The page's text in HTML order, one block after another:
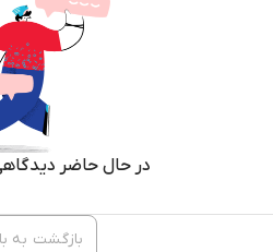
در حال حاضر
بازگشت به